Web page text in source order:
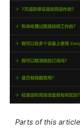
Parts of this